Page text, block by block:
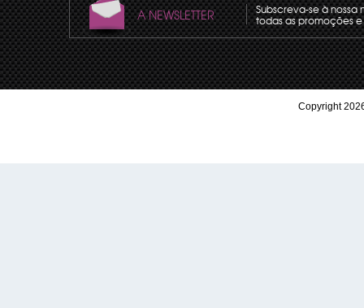
A NEWSLETTER Subscreva-se à
todas as promoções
Copyright